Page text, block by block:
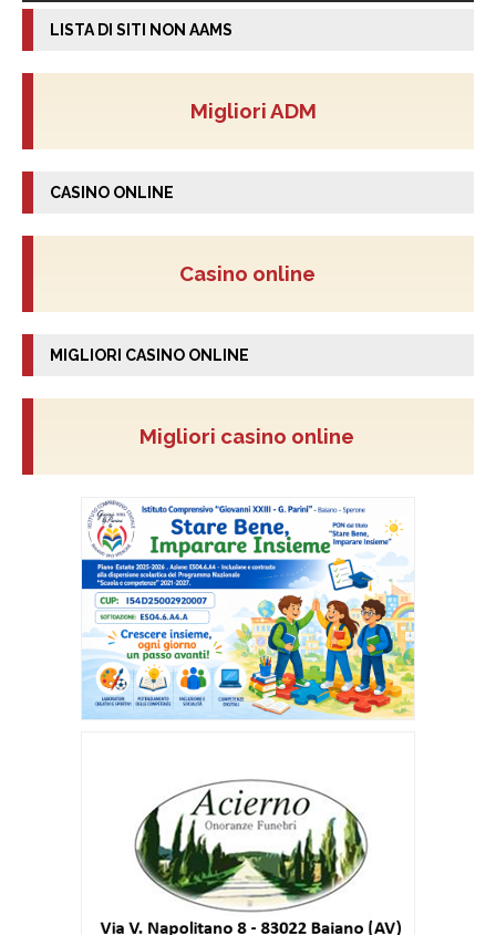
LISTA DI SITI NON AAMS
Migliori ADM
CASINO ONLINE
Casino online
MIGLIORI CASINO ONLINE
Migliori casino online